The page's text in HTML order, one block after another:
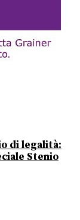
di legalità:
Stenio